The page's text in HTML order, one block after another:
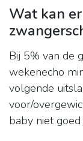
Wat kan
Bij 5% van de
wekenecho
volgende
voor/
baby niet goed